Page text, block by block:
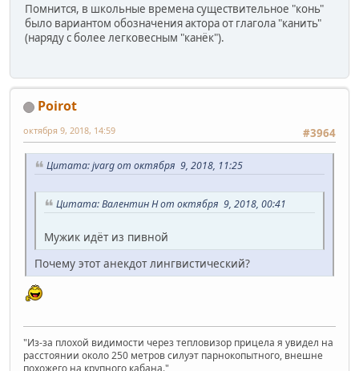
Помнится, в школьные времена существительное "конь"
было вариантом обозначения актора от глагола "канить"
(наряду с более легковесным "канёк").
Poirot
#3964
октября 9, 2018, 14:59
Цитата: jvarg от октября 9, 2018, 11:25
Цитата: Валентин Н от октября 9, 2018, 00:41
Мужик идёт из пивной
Почему этот анекдот лингвистический?
"Из-за плохой видимости через тепловизор прицела я увидел на
расстоянии около 250 метров силуэт парнокопытного, внешне